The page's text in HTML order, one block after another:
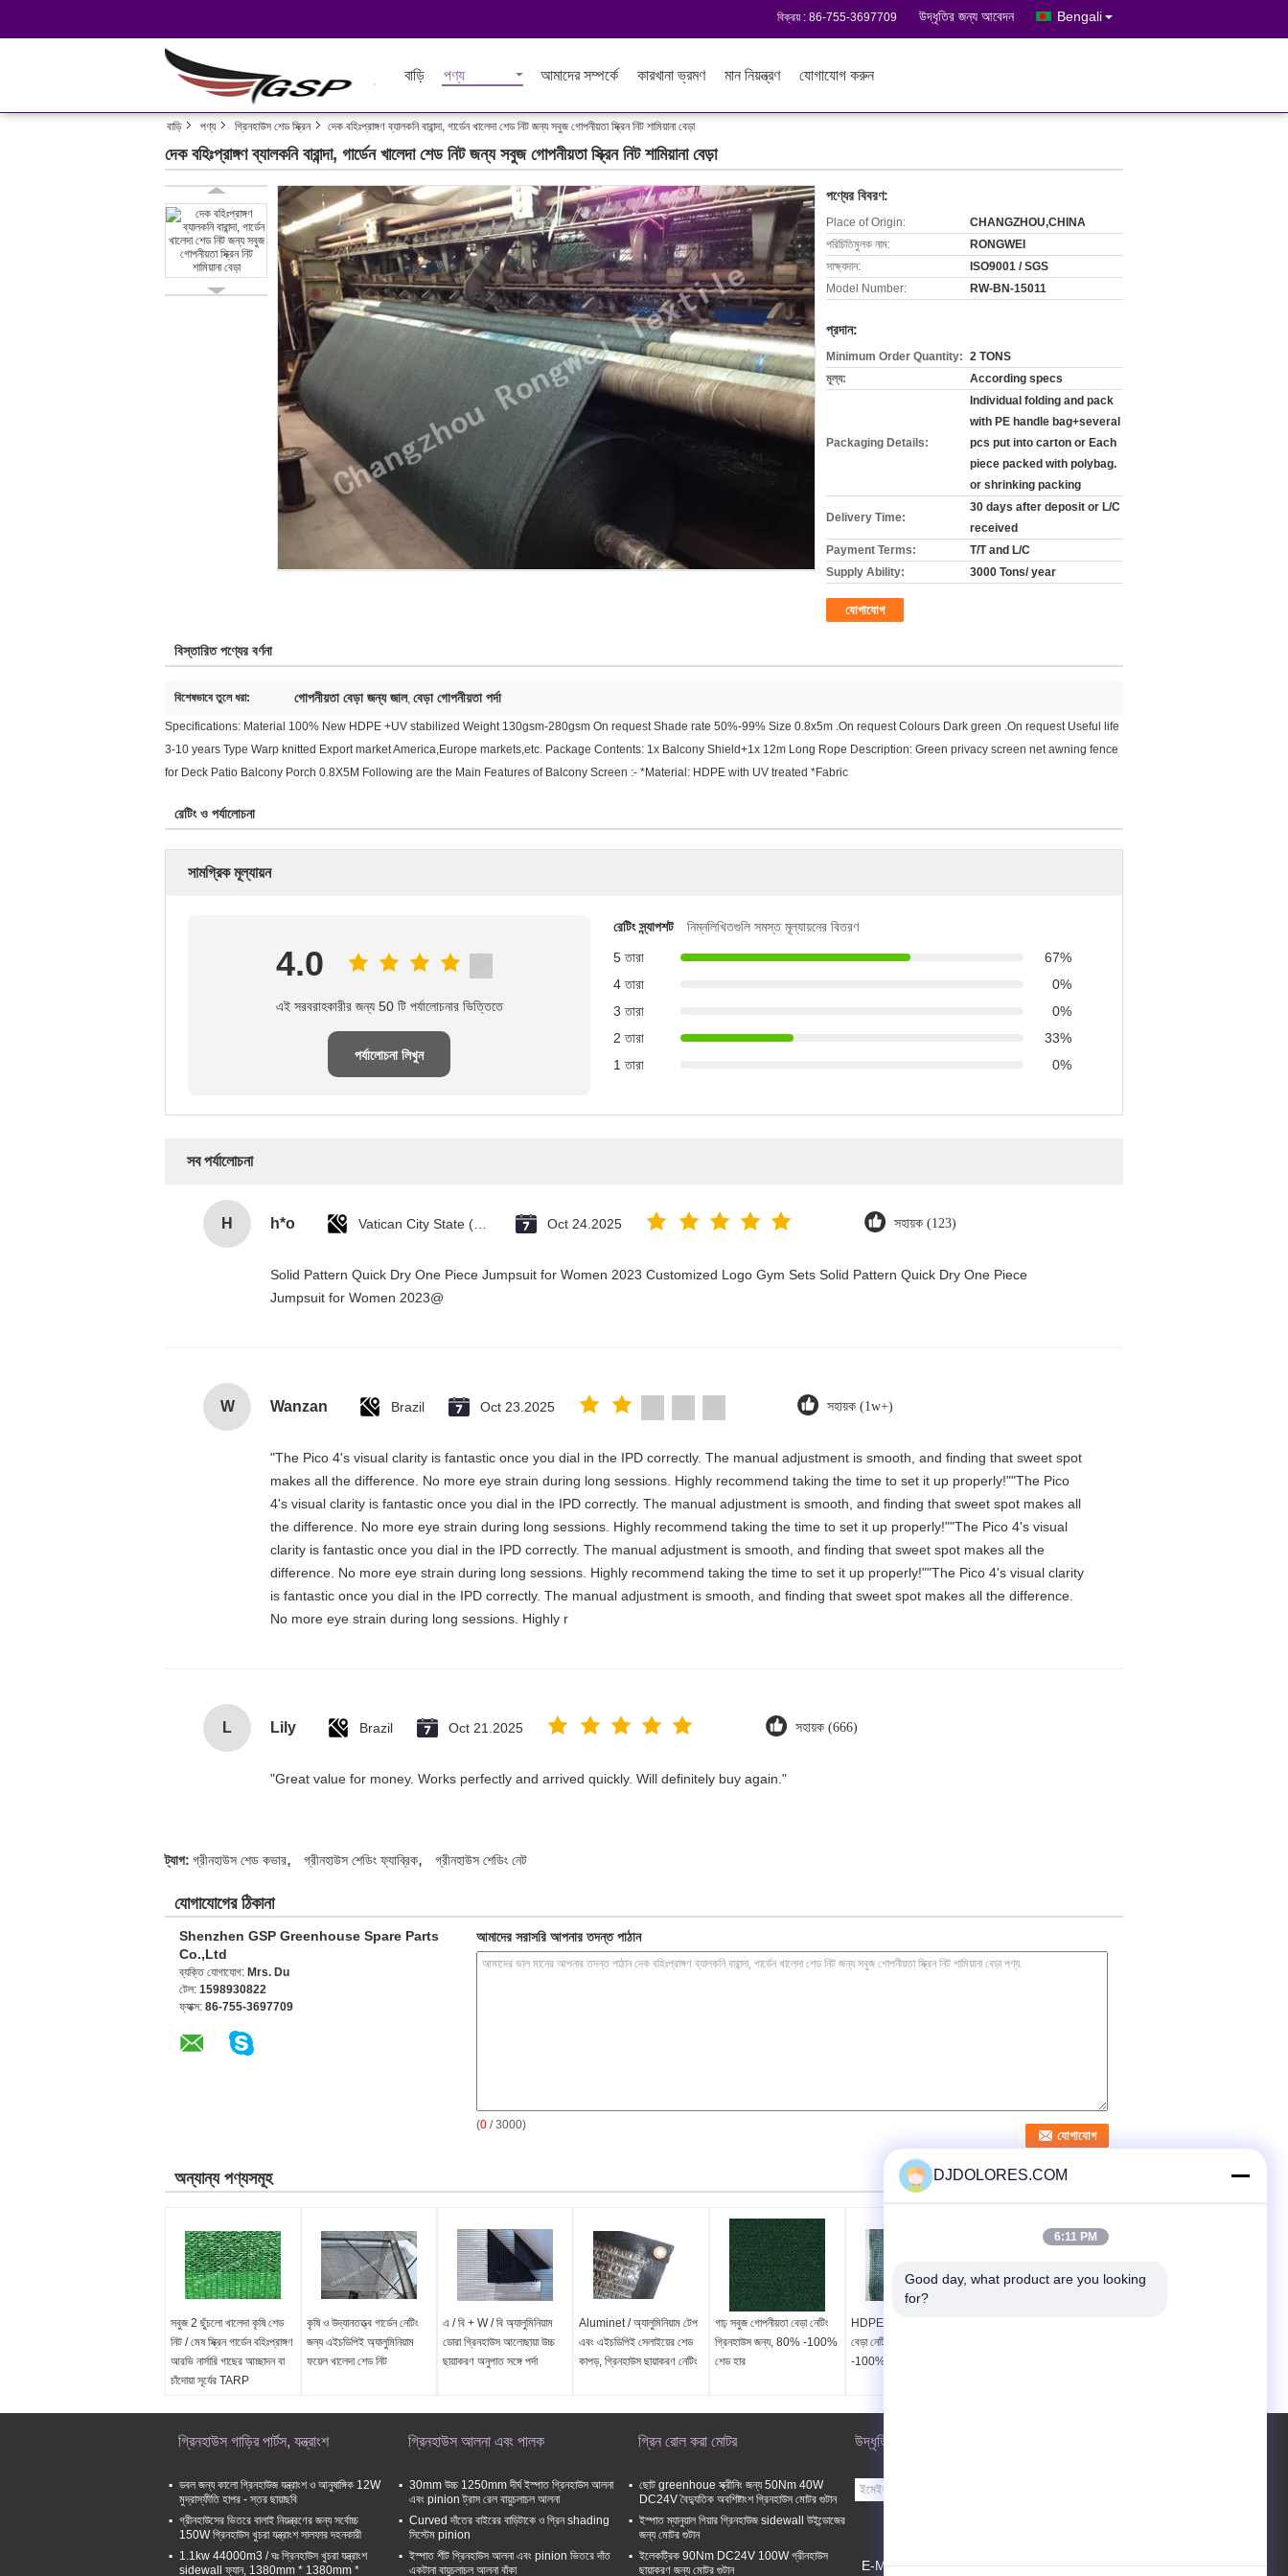
বিক্রয় : 86-755-3697709 উদ্ধৃতির জন্য আবেদন Bengali
বাড়ি পণ্য আমাদের সম্পর্কে কারখানা ভ্রমণ মান নিয়ন্ত্রণ যোগাযোগ করুন
বাড়ি পণ্য গ্রিনহাউস শেড স্ক্রিন দেক বহিঃপ্রাঙ্গণ ব্যালকনি বারান্দা, গার্ডেন খালেদা শেড নিট জন্য সবুজ গোপনীয়তা স্ক্রিন নিট শামিয়ানা বেড়া
দেক বহিঃপ্রাঙ্গণ ব্যালকনি বারান্দা, গার্ডেন খালেদা শেড নিট জন্য সবুজ গোপনীয়তা স্ক্রিন নিট শামিয়ানা বেড়া
পণ্যের বিবরণ:
Place of Origin:
CHANGZHOU,CHINA
পরিচিতিমুলক নাম:
RONGWEI
সাক্ষ্যদান:
ISO9001 / SGS
Model Number:
RW-BN-15011
প্রদান:
Minimum Order Quantity: 2 TONS
মূল্য:
According specs
Packaging Details:
Individual folding and pack
with PE handle bag+several
pcs put into carton or Each
piece packed with polybag.
or shrinking packing
Delivery Time:
30 days after deposit or L/C
received
Payment Terms:
T/T and L/C
Supply Ability:
3000 Tons/ year
যোগাযোগ
বিস্তারিত পণ্যের বর্ণনা
বিশেষভাবে তুলে ধরা: গোপনীয়তা বেড়া জন্য জাল, বেড়া গোপনীয়তা পর্দা
Specifications: Material 100% New HDPE +UV stabilized Weight 130gsm-280gsm On request Shade rate 50%-99% Size 0.8x5m .On request Colours Dark green .On request Useful life
3-10 years Type Warp knitted Export market America,Europe markets,etc. Package Contents: 1x Balcony Shield+1x 12m Long Rope Description: Green privacy screen net awning fence
for Deck Patio Balcony Porch 0.8X5M Following are the Main Features of Balcony Screen :- *Material: HDPE with UV treated *Fabric
রেটিং ও পর্যালোচনা
সামগ্রিক মূল্যায়ন
4.0
এই সরবরাহকারীর জন্য 50 টি পর্যালোচনার ভিত্তিতে
পর্যালোচনা লিখুন
রেটিং স্ন্যাপশট
নিম্নলিখিতগুলি সমস্ত মূল্যায়নের বিতরণ
5 তারা
67%
4 তারা
0%
3 তারা
0%
2 তারা
33%
1 তারা
0%
সব পর্যালোচনা
H h*o Oct 24.2025 সহায়ক (123)
Solid Pattern Quick Dry One Piece Jumpsuit for Women 2023 Customized Logo Gym Sets Solid Pattern Quick Dry One Piece
Jumpsuit for Women 2023@
W Wanzan Brazil Oct 23.2025 সহায়ক (1w+)
"The Pico 4's visual clarity is fantastic once you dial in the IPD correctly. The manual adjustment is smooth, and finding that sweet spot
makes all the difference. No more eye strain during long sessions. Highly recommend taking the time to set it up properly!""The Pico
4's visual clarity is fantastic once you dial in the IPD correctly. The manual adjustment is smooth, and finding that sweet spot makes all
the difference. No more eye strain during long sessions. Highly recommend taking the time to set it up properly!""The Pico 4's visual
clarity is fantastic once you dial in the IPD correctly. The manual adjustment is smooth, and finding that sweet spot makes all the
difference. No more eye strain during long sessions. Highly recommend taking the time to set it up properly!""The Pico 4's visual clarity
is fantastic once you dial in the IPD correctly. The manual adjustment is smooth, and finding that sweet spot makes all the difference.
No more eye strain during long sessions. Highly r
L Lily Brazil Oct 21.2025 সহায়ক (666)
"Great value for money. Works perfectly and arrived quickly. Will definitely buy again."
ট্যাগ: গ্রীনহাউস শেড কভার, গ্রীনহাউস শেডিং ফ্যাব্রিক, গ্রীনহাউস শেডিং নেট
যোগাযোগের ঠিকানা
Shenzhen GSP Greenhouse Spare Parts
Co.,Ltd
ব্যক্তি যোগাযোগ: Mrs. Du
টেল: 1598930822
ফ্যাক্স: 86-755-3697709
আমাদের সরাসরি আপনার তদন্ত পাঠান
(0 / 3000)
অন্যান্য পণ্যসমূহ
সবুজ 2 ছুঁচলো খালেদা কৃষি শেড
নিট / মেষ স্ক্রিন গার্ডেন বহিঃপ্রাঙ্গণ
আরভি নার্সারি গাছের আচ্ছাদন বা
চাঁদোয়া সূর্যের TARP
কৃষি ও উদ্যানতত্ত্ব গার্ডেন নেটিং
জন্য এইচডিপিই অ্যালুমিনিয়াম
ফয়েল খালেদা শেড নিট
এ / বি + W / বি অ্যালুমিনিয়াম
ডোরা গ্রিনহাউস আলোছায়া উচ্চ
ছায়াকরণ অনুপাত সঙ্গে পর্দা
Aluminet / অ্যালুমিনিয়াম টেপ
এবং এইচডিপিই সেলাইয়ের শেড
কাপড়, গ্রিনহাউস ছায়াকরণ নেটিং
গাঢ় সবুজ গোপনীয়তা বেড়া নেটিং
গ্রিনহাউস জন্য, 80% -100%
শেড হার
HDPE বিরোধী UV গোপনীয়তা
বেড়া নেটিং গ্রিনহাউস 80%
-100% শেড হার
গ্রিনহাউস গাড়ির পার্টস, যন্ত্রাংশ
ডবল জন্য কালো গ্রিনহাউজ যন্ত্রাংশ ও আনুষাঙ্গিক 12W
মুদ্রাস্ফীতি হাপর - স্তর ছায়াছবি
গ্রীনহাউসের ভিতরে বালাই নিয়ন্ত্রণের জন্য সর্বোচ্চ
150W গ্রিনহাউস খুচরা যন্ত্রাংশ সালফার দহনকারী
1.1kw 44000m3 / ঘঃ গ্রিনহাউস খুচরা যন্ত্রাংশ
sidewall ফ্যান, 1380mm * 1380mm *
গ্রিনহাউস আলনা এবং পালক
30mm উচ্চ 1250mm দীর্ঘ ইস্পাত গ্রিনহাউস আলনা
এবং pinion ট্রাস রেল বায়ুচলাচল আলনা
Curved দাঁতের বাইরের বাড়িটাকে ও গ্রিন shading
সিস্টেম pinion
ইস্পাত শীট গ্রিনহাউস আলনা এবং pinion ভিতরে দাঁত
একটানা বায়ুচলাচল আলনা বাঁকা
গ্রিন রোল করা মোটর
ছোট greenhoue স্ক্রীনিং জন্য 50Nm 40W
DC24V বৈদ্যুতিক অবশিষ্টাংশ গ্রিনহাউস মোটর গুটান
ইস্পাত ম্যানুয়াল গিয়ার গ্রিনহাউজ sidewall উইন্ডোজের
জন্য মোটর গুটান
ইলেকট্রিক 90Nm DC24V 100W গ্রীনহাউস
ছায়াকরণ জন্য মোটর গুটান
উদ্ধৃতির জন্য আবেদন
E-Mail
DJDOLORES.COM
6:11 PM
Good day, what product are you looking
for?